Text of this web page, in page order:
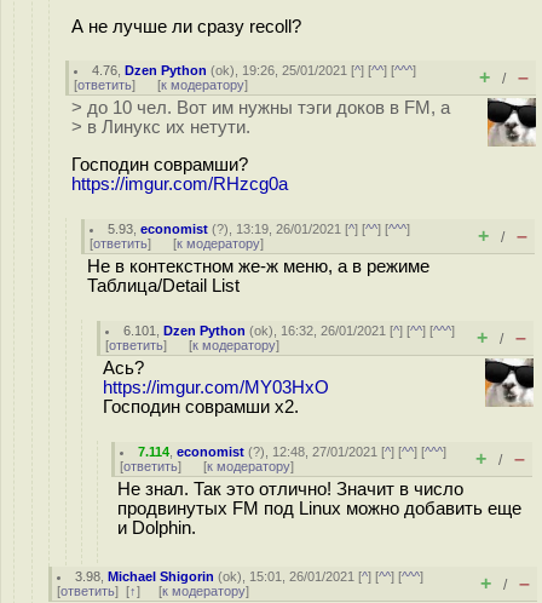
А не лучше ли сразу recoll?
4.76 ,Dzen Python (ok), 19:26, 25/01/2021 [^] [^^] [^^^]
[ответить] [к модератору] + / –
> до 10 чел. Вот им нужны тэги доков в FM, а
> в Линукс их нетути.
Господин соврамши?
https://imgur.com/RHzcg0a
5.93 ,economist (?), 13:19, 26/01/2021 [^] [^^] [^^^]
[ответить] [к модератору] + / –
Не в контекстном же-ж меню, а в режиме
Таблица/Detail List
6.101 ,Dzen Python (ok), 16:32, 26/01/2021 [^] [^^] [^^^]
[ответить] [к модератору] + / –
Ась?
https://imgur.com/MY03HxO
Господин соврамши х2.
7.114 ,economist (?), 12:48, 27/01/2021 [^] [^^] [^^^]
[ответить] [к модератору] + / –
Не знал. Так это отлично! Значит в число
продвинутых FM под Linux можно добавить еще
и Dolphin.
3.98 ,Michael Shigorin (ok), 15:01, 26/01/2021 [^] [^^] [^^^]
[ответить] [↑] [к модератору] + / –